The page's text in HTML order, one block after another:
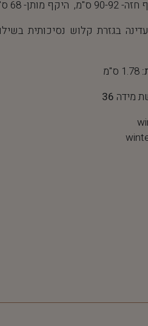
ס"מ, היקף מותן- 68 ס"מ
בגזרת קלוש נסיכותית
1.78 ס"מ
מידה 36